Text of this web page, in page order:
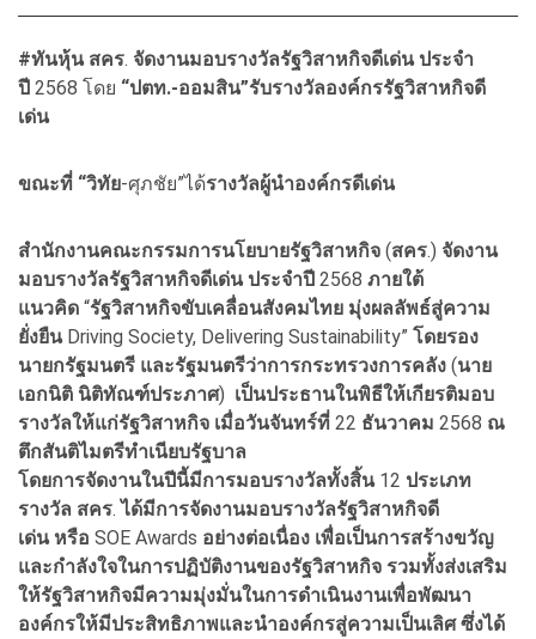
#ทันหุ้น สคร. จัดงานมอบรางวัลรัฐวิสาหกิจดีเด่น ประจำ
ปี 2568 โดย “ปตท.-ออมสิน”รับรางวัลองค์กรรัฐวิสาหกิจดี
เด่น
ขณะที่ “วิทัย-ศุภชัย”ได้รางวัลผู้นำองค์กรดีเด่น
สำนักงานคณะกรรมการนโยบายรัฐวิสาหกิจ (สคร.) จัดงาน
มอบรางวัลรัฐวิสาหกิจดีเด่น ประจำปี 2568 ภายใต้
แนวคิด “รัฐวิสาหกิจขับเคลื่อนสังคมไทย มุ่งผลลัพธ์สู่ความ
ยั่งยืนDriving Society, Delivering Sustainability” โดยรอง
นายกรัฐมนตรี และรัฐมนตรีว่าการกระทรวงการคลัง (นาย
เอกนิติ นิติทัณฑ์ประภาศ) เป็นประธานในพิธีให้เกียรติมอบ
รางวัลให้แก่รัฐวิสาหกิจ เมื่อวันจันทร์ที่ 22 ธันวาคม 2568 ณ
ตึกสันติไมตรีทำเนียบรัฐบาล
โดยการจัดงานในปีนี้มีการมอบรางวัลทั้งสิ้น12 ประเภท
รางวัล สคร.ได้มีการจัดงานมอบรางวัลรัฐวิสาหกิจดี
เด่น หรือ SOE Awards อย่างต่อเนื่อง เพื่อเป็นการสร้างขวัญ
และกำลังใจในการปฏิบัติงานของรัฐวิสาหกิจ รวมทั้งส่งเสริม
ให้รัฐวิสาหกิจมีความมุ่งมั่นในการดำเนินงานเพื่อพัฒนา
องค์กรให้มีประสิทธิภาพและนำองค์กรสู่ความเป็นเลิศ ซึ่งได้